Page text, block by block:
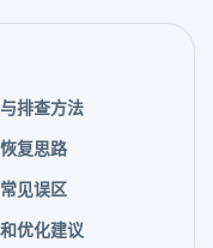
排查方法
复思路
见误区
优化建议